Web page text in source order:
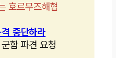
호르무즈해협
중단하라
함 파견 요청